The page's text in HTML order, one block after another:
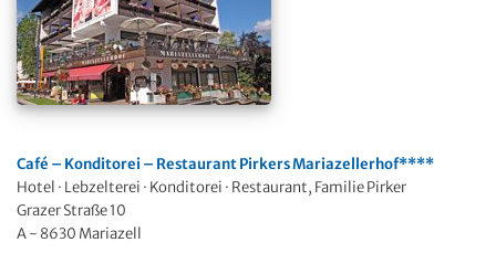
Café – Konditorei – Restaurant Pirkers Mariazellerhof****
Hotel · Lebzelterei · Konditorei · Restaurant, Familie Pirker
Grazer Straße 10
A - 8630 Mariazell